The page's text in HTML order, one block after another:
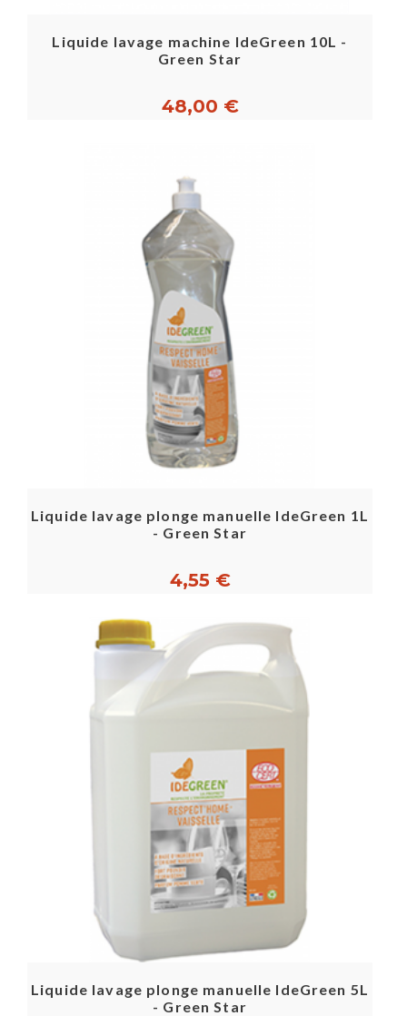
Liquide lavage machine IdeGreen 10L -
Green Star
48,00 €
Liquide lavage plonge manuelle IdeGreen 1L
- Green Star
4,55 €
Liquide lavage plonge manuelle IdeGreen 5L
- Green Star